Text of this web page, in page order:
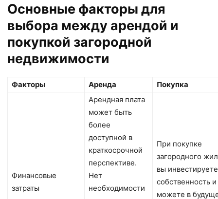
Основные факторы для
выбора между арендой и
покупкой загородной
недвижимости
Факторы Аренда Покупка
Финансовые
затраты
Арендная плата
может быть
более
доступной в
краткосрочной
перспективе.
Нет
необходимости
При покупке
загородного
вы
собственность и
можете в